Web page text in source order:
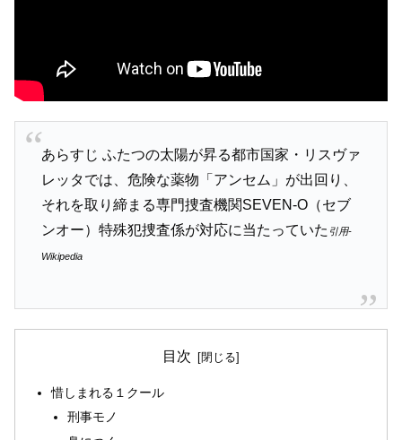
あらすじ ふたつの太陽が昇る都市国家・リスヴァ
レッタでは、危険な薬物「アンセム」が出回り、
それを取り締まる専門捜査機関SEVEN-O（セブ
ンオー）特殊犯捜査係が対応に当たっていた 引用-
Wikipedia
目次
惜しまれる１クール
刑事モノ